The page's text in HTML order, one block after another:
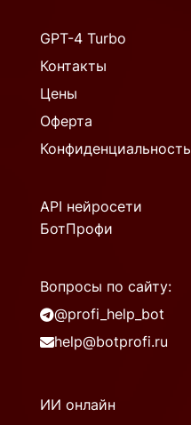
GPT-4 Turbo
Контакты
Цены
Оферта
Конфиденциальность
API нейросети
БотПрофи
Вопросы по сайту:
@profi_help_bot
help@botprofi.ru
ИИ онлайн